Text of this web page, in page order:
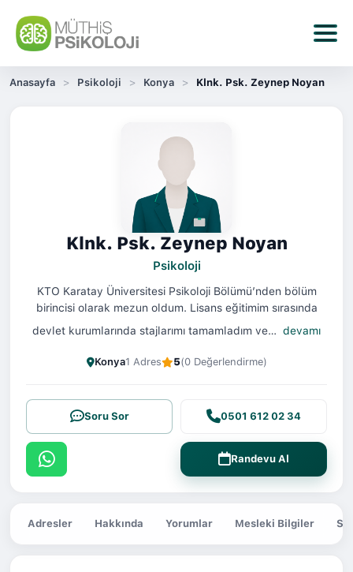
Anasayfa Psikoloji Konya Klnk. Psk. Zeynep Noyan
Klnk. Psk. Zeynep Noyan
Psikoloji
KTO Karatay Üniversitesi Psikoloji Bölümü’nden bölüm
birincisi olarak mezun oldum. Lisans eğitimim sırasında
devlet kurumlarında stajlarımı tamamladım ve… devamı
Konya1 Adres 5(0 Değerlendirme)
Soru Sor 0501 612 02 34
Randevu Al
Adresler Hakkında Yorumlar Mesleki Bilgiler